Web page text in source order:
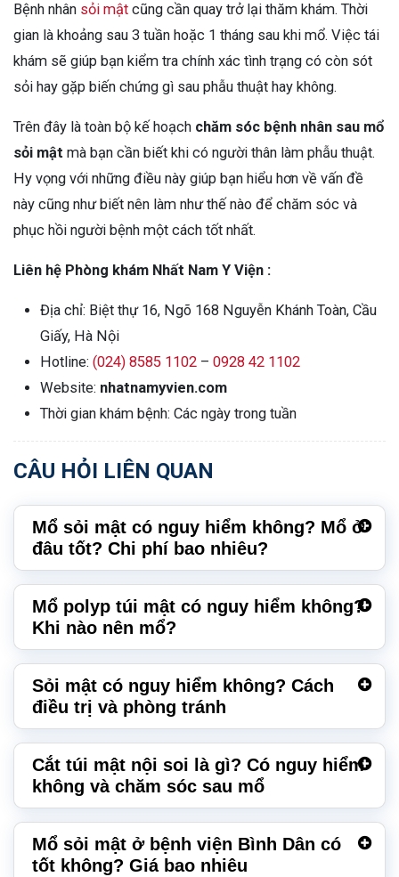
Bệnh nhân sỏi mật cũng cần quay trở lại thăm khám. Thời
gian là khoảng sau 3 tuần hoặc 1 tháng sau khi mổ. Việc tái
khám sẽ giúp bạn kiểm tra chính xác tình trạng có còn sót
sỏi hay gặp biến chứng gì sau phẫu thuật hay không.
Trên đây là toàn bộ kế hoạch chăm sóc bệnh nhân sau mổ
sỏi mật mà bạn cần biết khi có người thân làm phẫu thuật.
Hy vọng với những điều này giúp bạn hiểu hơn về vấn đề
này cũng như biết nên làm như thế nào để chăm sóc và
phục hồi người bệnh một cách tốt nhất.
Liên hệ Phòng khám Nhất Nam Y Viện :
Địa chỉ: Biệt thự 16, Ngõ 168 Nguyễn Khánh Toàn, Cầu
Giấy, Hà Nội
Hotline: (024) 8585 1102 – 0928 42 1102
Website: nhatnamyvien.com
Thời gian khám bệnh: Các ngày trong tuần
CÂU HỎI LIÊN QUAN
Mổ sỏi mật có nguy hiểm không? Mổ ở
đâu tốt? Chi phí bao nhiêu?
Mổ polyp túi mật có nguy hiểm không?
Khi nào nên mổ?
Sỏi mật có nguy hiểm không? Cách
điều trị và phòng tránh
Cắt túi mật nội soi là gì? Có nguy hiểm
không và chăm sóc sau mổ
Mổ sỏi mật ở bệnh viện Bình Dân có
tốt không? Giá bao nhiêu